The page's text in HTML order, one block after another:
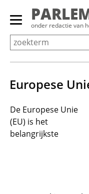
Overslaan
Primair
menu
tonen/verbergen
onder redactie van
Europese
De Europese Unie
(EU) is het
belangrijkste